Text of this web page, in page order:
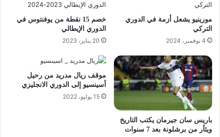
مورينيو يشعل أزمة في الدوري
التركي
4 نوفمبر، 2024
خصم 15 نقطة من يوفنتوس في
الدوري الإيطالي
20 يناير، 2023
باريس سان جيرمان يكتب التاريخ
ويثأر من برشلونة بعد 7 سنوات
موقف ريال مدريد من رحيل
أسينسيو إلى الدوري الانجليزي
15 يوليو، 2022